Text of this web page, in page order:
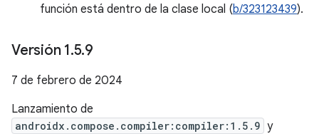
función está dentro de la clase local (b/323123439).
Versión 1.5.9
7 de febrero de 2024
Lanzamiento de
androidx.compose.compiler:compiler:1.5.9 y